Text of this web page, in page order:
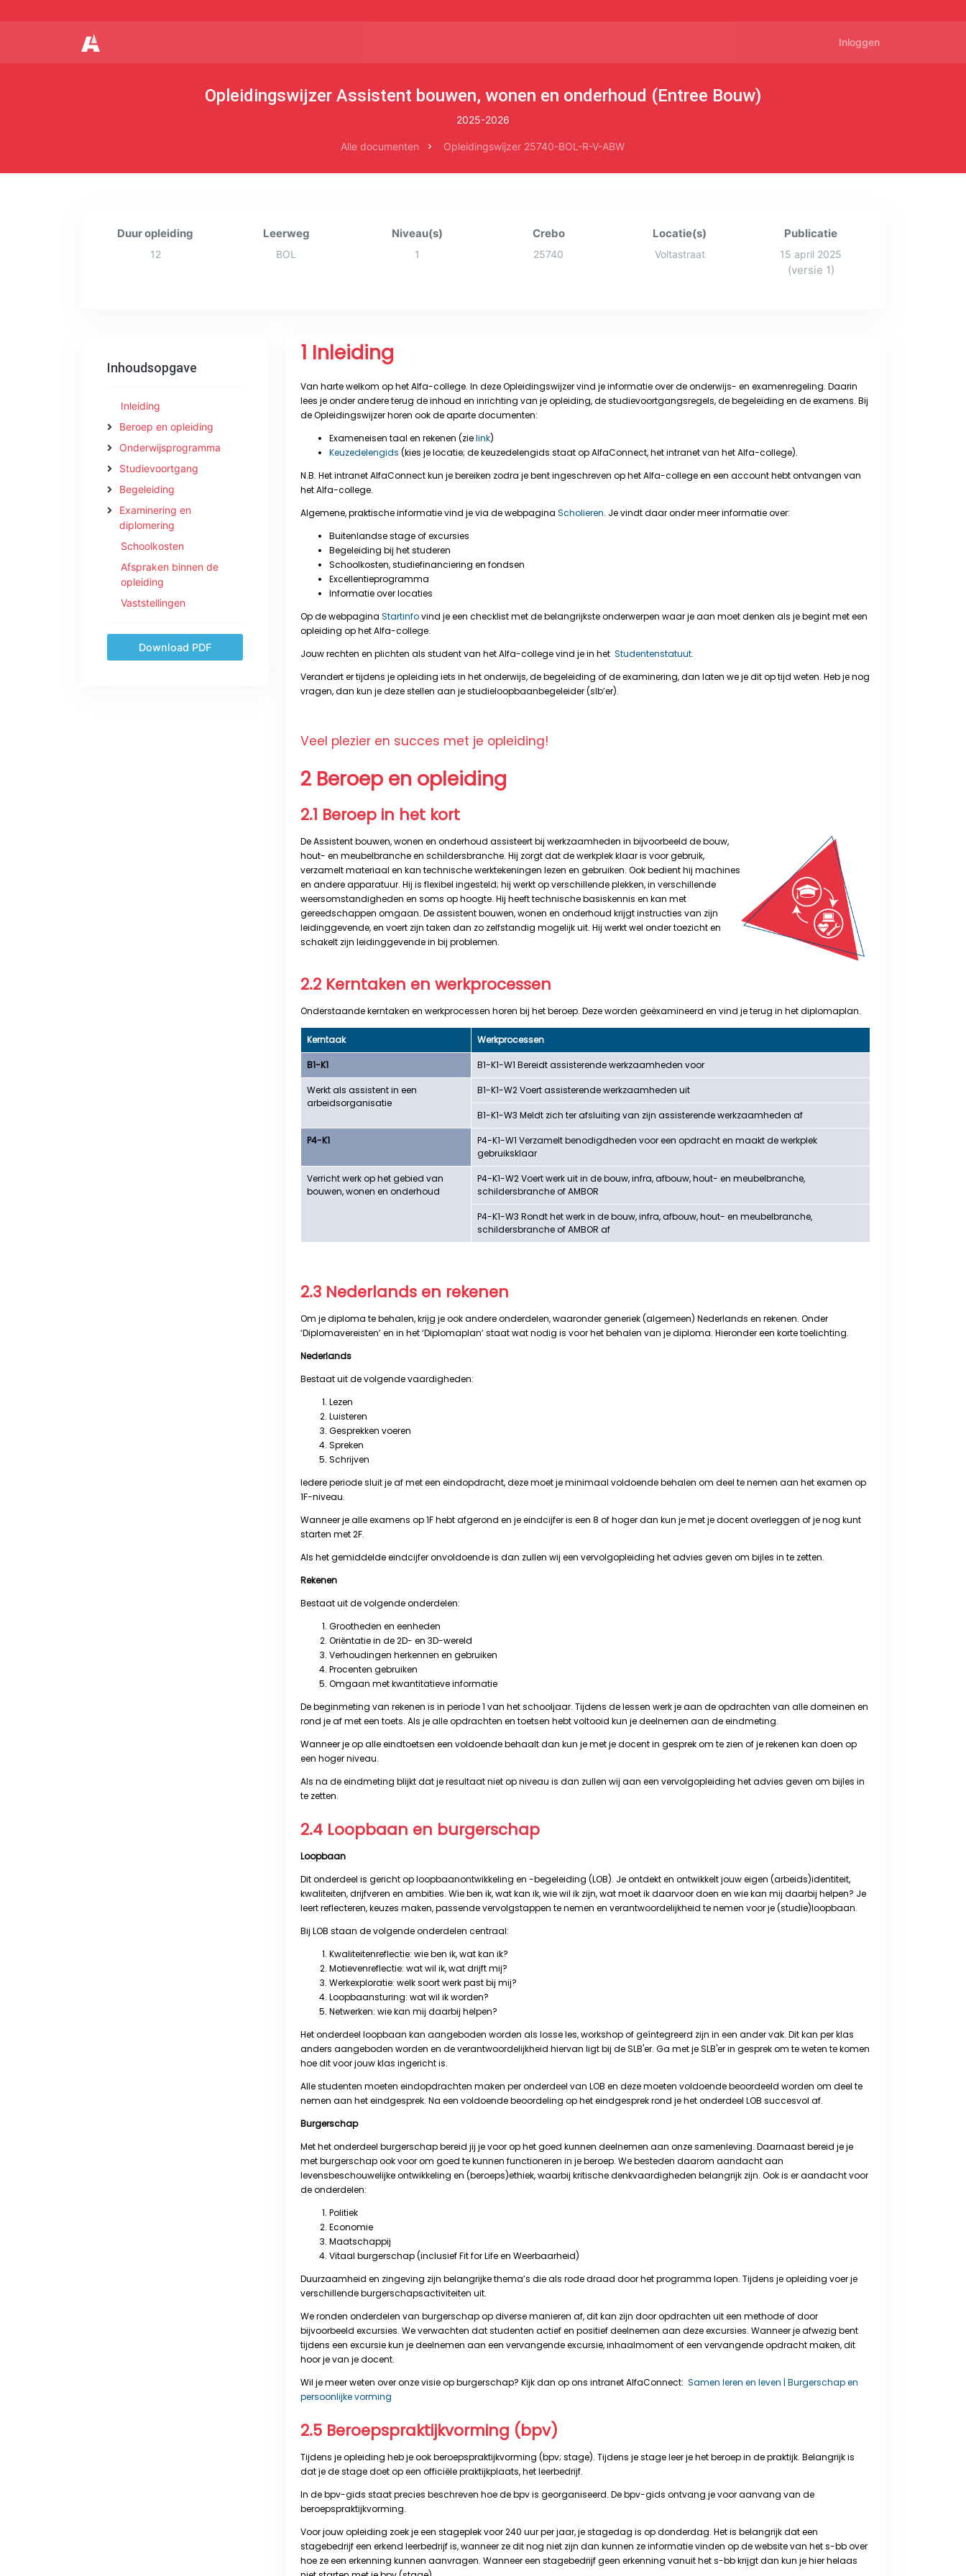
Inloggen
Opleidingswijzer Assistent bouwen, wonen en onderhoud (Entree Bouw)
2025-2026
Alle documenten Opleidingswijzer 25740-BOL-R-V-ABW
Duur opleiding
12
Leerweg
BOL
Niveau(s)
1
Crebo
25740
Locatie(s)
Voltastraat
Publicatie
15 april 2025
(versie 1)
Inhoudsopgave
Inleiding
Beroep en opleiding
Onderwijsprogramma
Studievoortgang
Begeleiding
Examinering en
diplomering
Schoolkosten
Afspraken binnen de
opleiding
Vaststellingen
Download PDF